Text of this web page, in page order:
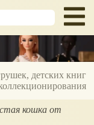
детских книг
кошка от